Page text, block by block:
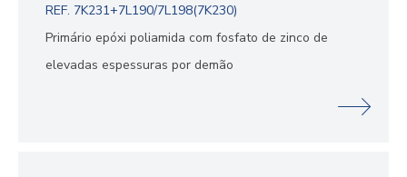
REF. 7K231+7L190/7L198(7K230)
Primário epóxi poliamida com fosfato de zinco de
elevadas espessuras por demão